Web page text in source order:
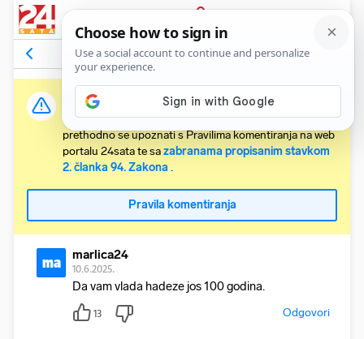
PRIJAVA
Komentari32 Relevantni
Važna obavijest:
Svaki korisnik koji želi komentirati članke obvezan je
prethodno se upoznati s Pravilima komentiranja na web
portalu 24sata te sazabranama propisanim stavkom
2. članka 94. Zakona .
Pravila komentiranja
ma marlica24
10.6.2025.
Da vam vlada hadeze jos 100 godina.
13 Odgovori